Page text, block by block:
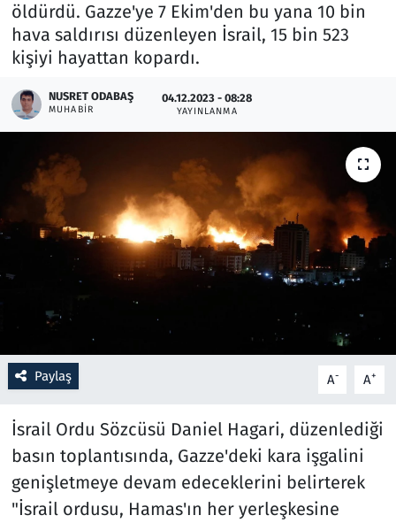
öldürdü. Gazze'ye 7 Ekim'den bu yana 10 bin
hava saldırısı düzenleyen İsrail, 15 bin 523
kişiyi hayattan kopardı.
NUSRET ODABAŞ
MUHABIR
04.12.2023 - 08:28
YAYINLANMA
Paylaş A- A+
İsrail Ordu Sözcüsü Daniel Hagari, düzenlediği
basın toplantısında, Gazze'deki kara işgalini
genişletmeye devam edeceklerini belirterek
"İsrail ordusu, Hamas'ın her yerleşkesine
Otomobil
Resmi İlanlar
Rüya Tabirleri
Sağlık
Savunma Sanayi
Spor
Teknoloji ve Bilim
Televizyon